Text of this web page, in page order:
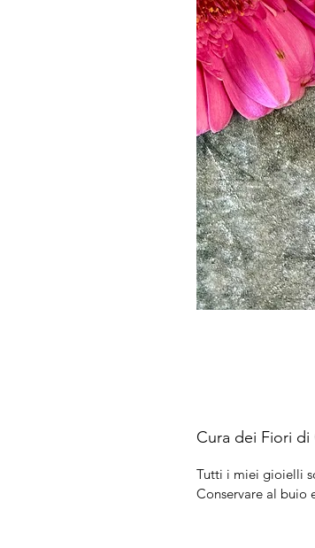
Cura dei Fiori di
Tutti i miei gioielli
Conservare al buio